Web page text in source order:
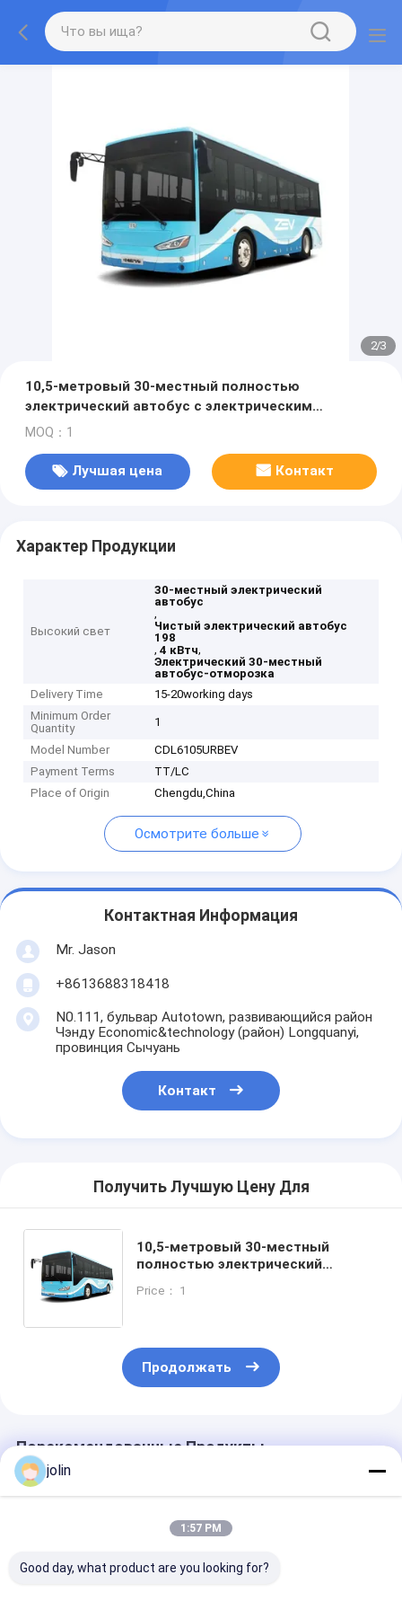
2/3
10,5-метровый 30-местный полностью
электрический автобус с электрическим
размораживателем для городских перевозок
MOQ：1
Лучшая цена Контакт
Характер Продукции
Высокий свет
30-местный электрический
автобус
,
Чистый электрический автобус
198
,4 кВтч,
Электрический 30-местный
автобус-отморозка
Delivery Time
15-20working days
Minimum Order
Quantity
1
Model Number
CDL6105URBEV
Payment Terms
TT/LC
Place of Origin
Chengdu,China
Осмотрите больше
Контактная Информация
Mr. Jason
+8613688318418
N0.111, бульвар Autotown, развивающийся район
Чэнду Economic&technology (район) Longquanyi,
провинция Сычуань
Контакт
Получить Лучшую Цену Для
10,5-метровый 30-местный
полностью электрический
размораживателем для
Price： 1
Продолжать
Порекомендованные Продукты
jolin
1:57 PM
Good day, what product are you looking for?